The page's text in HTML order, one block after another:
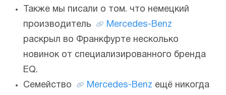
Также мы писали о том. что немецкий
производитель
Mercedes-Benz
раскрыл во Франкфурте несколько
новинок от специализированного бренда
EQ.
Семейство
Mercedes-Benz ещё никогда